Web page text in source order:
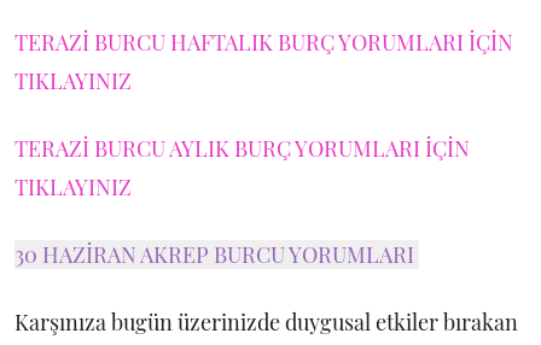
TERAZİ BURCU HAFTALIK BURÇ YORUMLARI İÇİN
TIKLAYINIZ
TERAZİ BURCU AYLIK BURÇ YORUMLARI İÇİN
TIKLAYINIZ
30 HAZİRAN AKREP BURCU YORUMLARI
Karşınıza bugün üzerinizde duygusal etkiler bırakan